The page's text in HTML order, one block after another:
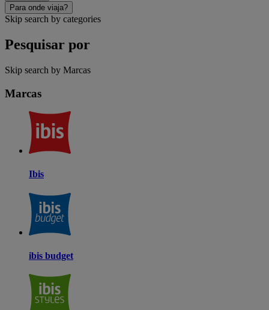
Para onde viaja?
Skip search by categories
Pesquisar por
Skip search by Marcas
Marcas
Ibis
ibis budget